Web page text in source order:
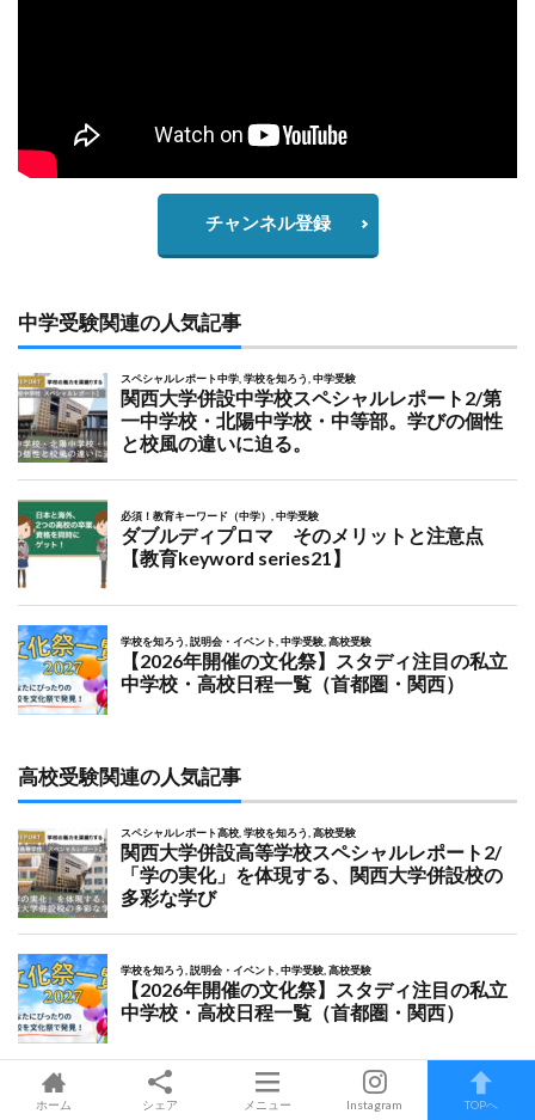
チャンネル登録
中学受験関連の人気記事
高校受験関連の人気記事
ホーム シェア メニュー Instagram TOPへ